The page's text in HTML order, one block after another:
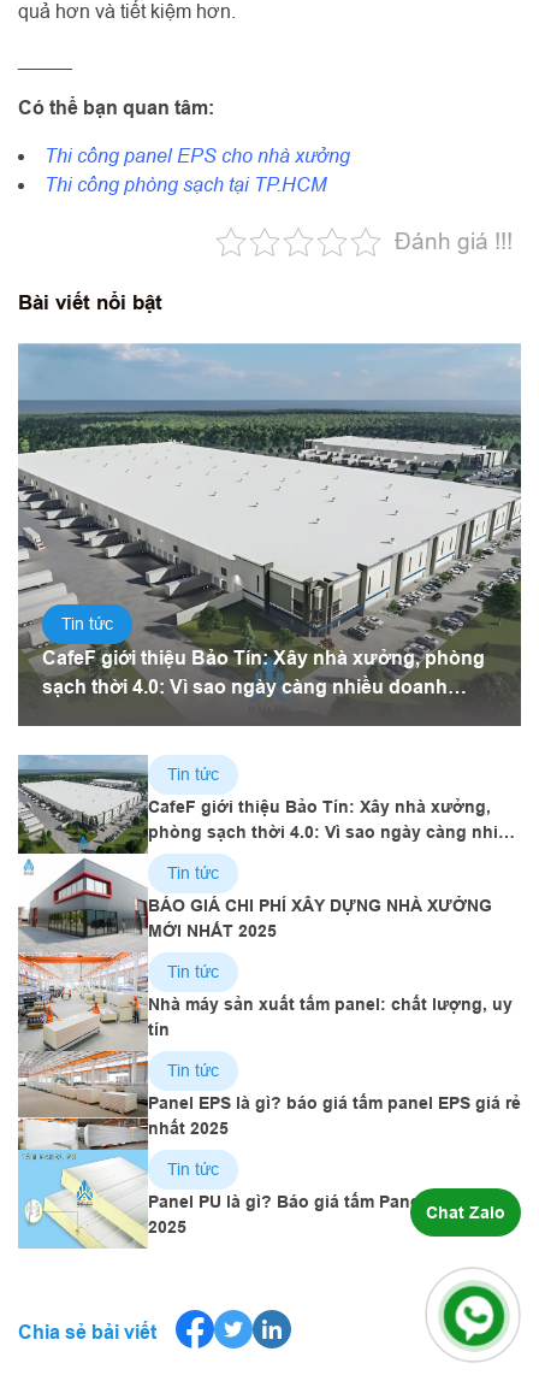
quả hơn và tiết kiệm hơn.
Có thể bạn quan tâm:
Thi công panel EPS cho nhà xưởng
Thi công phòng sạch tại TP.HCM
Đánh giá !!!
Bài viết nổi bật
Tin tức
CafeF giới thiệu Bảo Tín: Xây nhà xưởng, phòng
sạch thời 4.0: Vì sao ngày càng nhiều doanh
Tin tức
CafeF giới thiệu Bảo Tín: Xây nhà xưởng,
phòng sạch thời 4.0: Vì sao ngày càng nhiều
doanh nghiệp chọn tấm panel?
Tin tức
BÁO GIÁ CHI PHÍ XÂY DỰNG NHÀ XƯỞNG
MỚI NHẤT 2025
Tin tức
Nhà máy sản xuất tấm panel: chất lượng, uy
tín
Tin tức
Panel EPS là gì? báo giá tấm panel EPS giá rẻ
nhất 2025
Tin tức
Panel PU là gì? Báo giá tấm Panel PU chi tiết
2025
Chia sẻ bải viết
Chat Zalo